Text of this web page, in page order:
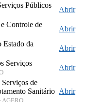
Públicos
Abrir
Controle de
Abrir
Estado da
Abrir
Serviços
Abrir
de
Sanitário
AGERO
Abrir